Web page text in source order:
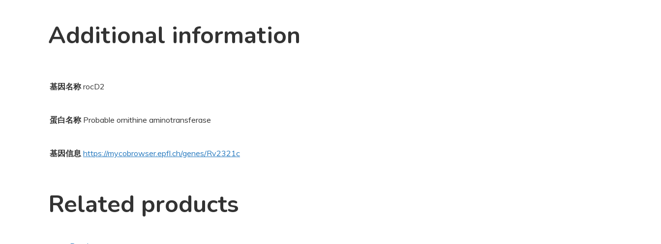
Additional information
基因名称 rocD2
蛋白名称 Probable ornithine aminotransferase
基因信息 https://mycobrowser.epfl.ch/genes/Rv2321c
Related products